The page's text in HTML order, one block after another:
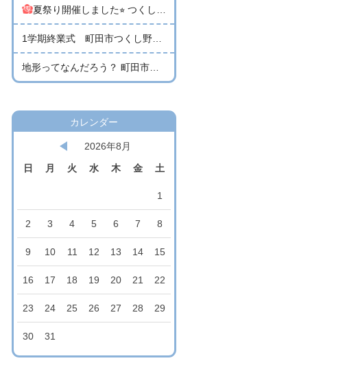
夏祭り開催しました⭐︎ つくし野天使幼稚園
1学期終業式 町田市つくし野天使幼稚園
地形ってなんだろう？ 町田市つくし野天使幼稚園
カレンダー
2026年8月
日
月 火 水 木 金 土
1
2 3 4 5 6 7 8
9 10 11 12 13 14 15
16 17 18 19 20 21 22
23 24 25 26 27 28 29
30 31